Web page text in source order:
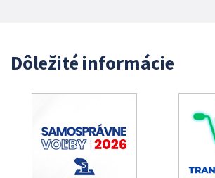
Dôležité informácie